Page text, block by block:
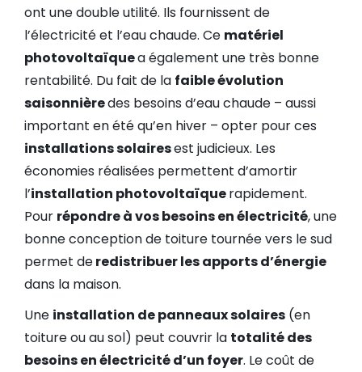
ont une double utilité. Ils fournissent de
l’électricité et l’eau chaude. Ce matériel
photovoltaïquea également une très bonne
rentabilité. Du fait de la faible évolution
saisonnièredes besoins d’eau chaude – aussi
important en été qu’en hiver – opter pour ces
installations solairesest judicieux. Les
économies réalisées permettent d’amortir
l’installation photovoltaïquerapidement.
Pour répondre à vos besoins en électricité, une
bonne conception de toiture tournée vers le sud
permet deredistribuer les apports d’énergie
dans la maison.
Une installation de panneaux solaires (en
toiture ou au sol) peut couvrir la totalité des
besoins en électricité d’un foyer. Le coût de